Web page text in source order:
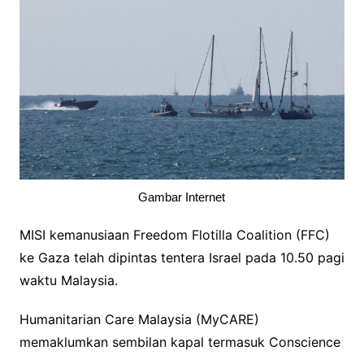
Gambar Internet
MISI kemanusiaan Freedom Flotilla Coalition (FFC)
ke Gaza telah dipintas tentera Israel pada 10.50 pagi
waktu Malaysia.
Humanitarian Care Malaysia (MyCARE)
memaklumkan sembilan kapal termasuk Conscience